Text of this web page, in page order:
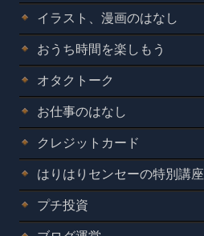
イラスト、漫画のはなし
おうち時間を楽しもう
オタクトーク
お仕事のはなし
クレジットカード
はりはりセンセーの特別講座
プチ投資